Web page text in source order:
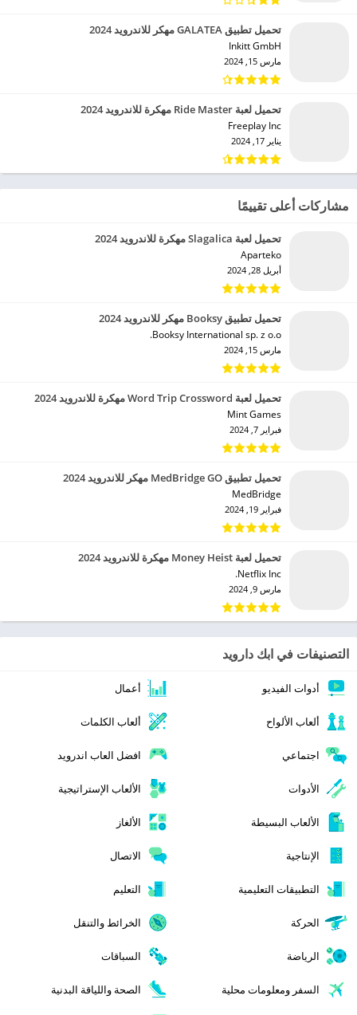
تحميل تطبيق GALATEA مهكر للاندرويد 2024
Inkitt GmbH‏
مارس 15, 2024
تحميل لعبة Ride Master مهكرة للاندرويد 2024
Freeplay Inc‏
يناير 17, 2024
مشاركات أعلى تقييمًا
تحميل لعبة Slagalica مهكرة للاندرويد 2024
Aparteko‏
أبريل 28, 2024
تحميل تطبيق Booksy مهكر للاندرويد 2024
Booksy International sp. z o.o.‏
مارس 15, 2024
تحميل لعبة Word Trip Crossword مهكرة للاندرويد 2024
Mint Games‏
فبراير 7, 2024
تحميل تطبيق MedBridge GO مهكر للاندرويد 2024
MedBridge‏
فبراير 19, 2024
تحميل لعبة Money Heist مهكرة للاندرويد 2024
Netflix Inc.‏
مارس 9, 2024
التصنيفات في ابك دارويد
أدوات الفيديو أعمال
ألعاب الألواح ألعاب الكلمات
اجتماعي افضل العاب اندرويد
الأدوات الألعاب الإستراتيجية
الألعاب البسيطة الألغاز
الإنتاجية الاتصال
التطبيقات التعليمية التعليم
الحركة الخرائط والتنقل
الرياضة السباقات
السفر ومعلومات محلية الصحة واللياقة البدنية